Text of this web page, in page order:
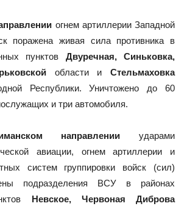
огнем артиллерии Западной
поражена живая сила противника в
пунктов Двуречная, Синьковка,
области и Стельмаховка
Республики. Уничтожено до 60
и три автомобиля.
направлении ударами
авиации, огнем артиллерии и
систем группировки войск (сил)
подразделения ВСУ в районах
Невское, Червоная Диброва